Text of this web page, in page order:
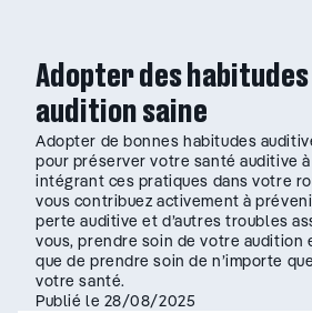
Adopter des habitudes
audition saine
Adopter de bonnes habitudes
pour préserver votre santé auditive
intégrant ces pratiques dans votre
vous contribuez activement à
perte auditive et d’autres troubles
vous, prendre soin de votre audition
que de prendre soin de n’importe
votre santé.
Publié le 28/08/2025